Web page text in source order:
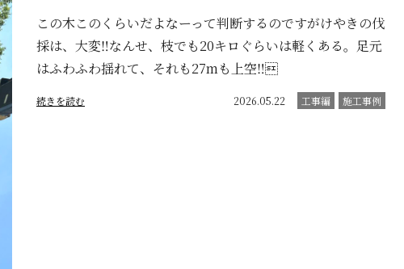
この木このくらいだよなーって判断するのですがけやきの伐
採は、大変‼️なんせ、枝でも20キロぐらいは軽くある。足元
はふわふわ揺れて、それも27mも上空‼
続きを読む 2026.05.22 工事編 施工事例